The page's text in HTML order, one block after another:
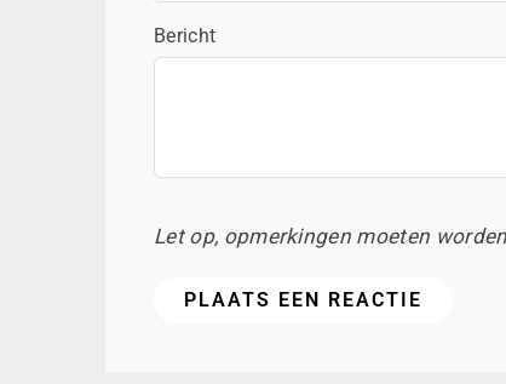
Bericht
Let op, opmerkingen moeten